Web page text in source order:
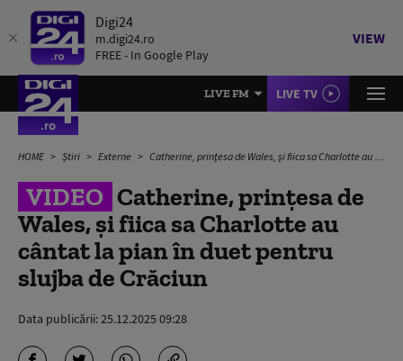
Digi24
m.digi24.ro
FREE - In Google Play
VIEW
LIVE FM LIVE TV
HOME Știri Externe Catherine, prinţesa de Wales, şi fiica sa Charlotte au cântat la pian în duet pentru slujba de Crăciun
VIDEO Catherine, prinţesa de
Wales, şi fiica sa Charlotte au
cântat la pian în duet pentru
slujba de Crăciun
Data publicării:25.12.2025 09:28